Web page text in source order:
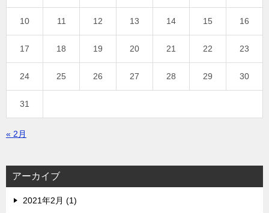
10 11 12 13 14 15 16
17 18 19 20 21 22 23
24 25 26 27 28 29 30
31
« 2月
アーカイブ
2021年2月 (1)